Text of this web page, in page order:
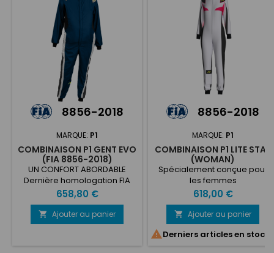
8856-2018
MARQUE: P1
COMBINAISON P1 GENT EVO
(FIA 8856-2018)
UN CONFORT ABORDABLE
Dernière homologation FIA
8856-2018 Construction 100%
aramide Design à la mode
en 3 couleurs 3 couches -
380 g/m2
Prix
658,80 €
 Ajouter au panier
8856-2018
MARQUE: P1
COMBINAISON P1 LITE STAR
(WOMAN)
Spécialement conçue pour
les femmes
Prix
618,00 €
 Ajouter au panier
Derniers articles en stock